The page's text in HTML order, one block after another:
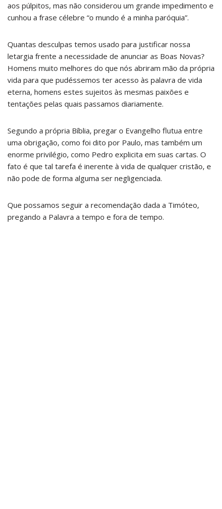
aos púlpitos, mas não considerou um grande impedimento e
cunhou a frase célebre “o mundo é a minha paróquia”.
Quantas desculpas temos usado para justificar nossa
letargia frente a necessidade de anunciar as Boas Novas?
Homens muito melhores do que nós abriram mão da própria
vida para que pudéssemos ter acesso às palavra de vida
eterna, homens estes sujeitos às mesmas paixões e
tentações pelas quais passamos diariamente.
Segundo a própria Bíblia, pregar o Evangelho flutua entre
uma obrigação, como foi dito por Paulo, mas também um
enorme privilégio, como Pedro explicita em suas cartas. O
fato é que tal tarefa é inerente à vida de qualquer cristão, e
não pode de forma alguma ser negligenciada.
Que possamos seguir a recomendação dada a Timóteo,
pregando a Palavra a tempo e fora de tempo.